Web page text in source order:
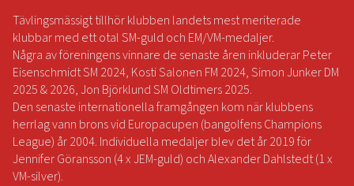
Tävlingsmässigt tillhör klubben landets mest meriterade
Några av föreningens vinnare de senaste åren inkluderar Peter
Eisenschmidt SM 2024, Kosti Salonen FM 2024, Simon Junker DM
2025 & 2026, Jon Björklund SM Oldtimers 2025.
Den senaste internationella framgången kom när klubbens
herrlag vann brons vid Europacupen (bangolfens Champions
League) år 2004. Individuella medaljer blev det år 2019 för
Jennifer Göransson (4 x JEM-guld) och Alexander Dahlstedt (1 x
VM-silver).